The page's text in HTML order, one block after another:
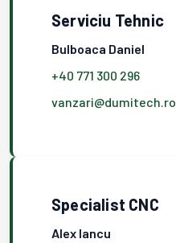
Serviciu Tehnic
Bulboaca Daniel
+40 771 300 296
vanzari@dumitech.ro
Specialist CNC
Alex Iancu